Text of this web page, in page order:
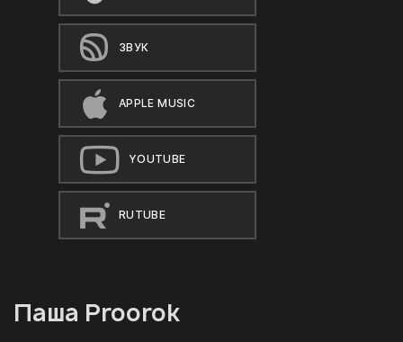
ЗВУК
APPLE MUSIC
YOUTUBE
RUTUBE
Паша Proorok